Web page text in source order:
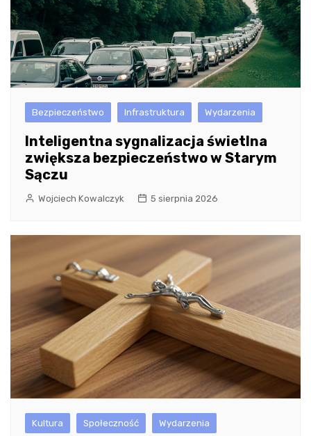
Bezpieczeństwo Infrastruktura Wydarzenia
Inteligentna sygnalizacja świetlna
zwiększa bezpieczeństwo w Starym
Sączu
Wojciech Kowalczyk 5 sierpnia 2026
Kultura Społeczność Wydarzenia